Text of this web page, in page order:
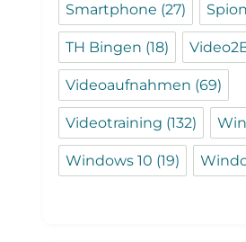
Smartphone (27)
TH Bingen (18)
Videoaufnahmen (69)
Videotraining (132)
Windows 10 (19)